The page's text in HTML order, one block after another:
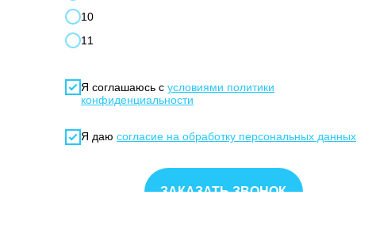
10
11
Я соглашаюсь с условиями политики
конфиденциальности
Я даю согласие на обработку персональных данных
ЗАКАЗАТЬ ЗВОНОК